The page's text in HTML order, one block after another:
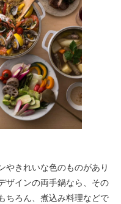
やきれいな色のものがあり
ザインの両手鍋なら、その
ちろん、煮込み料理などで